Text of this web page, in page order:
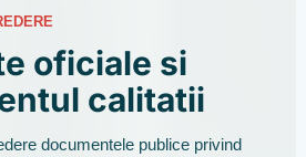
oficiale si
calitatii
documentele publice privind